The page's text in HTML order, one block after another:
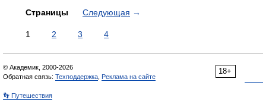
Страницы Следующая →
1 2 3 4
18+
© Академик, 2000-2026
Обратная связь: Техподдержка Реклама на сайте
👣 Путешествия